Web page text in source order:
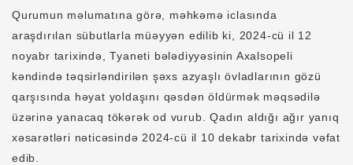
Qurumun məlumatına görə, məhkəmə iclasında
araşdırılan sübutlarla müəyyən edilib ki, 2024-cü il 12
noyabr tarixində, Tyaneti bələdiyyəsinin Axalsopeli
kəndində təqsirləndirilən şəxs azyaşlı övladlarının gözü
qarşısında həyat yoldaşını qəsdən öldürmək məqsədilə
üzərinə yanacaq tökərək od vurub. Qadın aldığı ağır yanıq
xəsarətləri nəticəsində 2024-cü il 10 dekabr tarixində vəfat
edib.